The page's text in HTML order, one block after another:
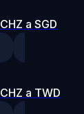
CHZ a SGD
CHZ a TWD